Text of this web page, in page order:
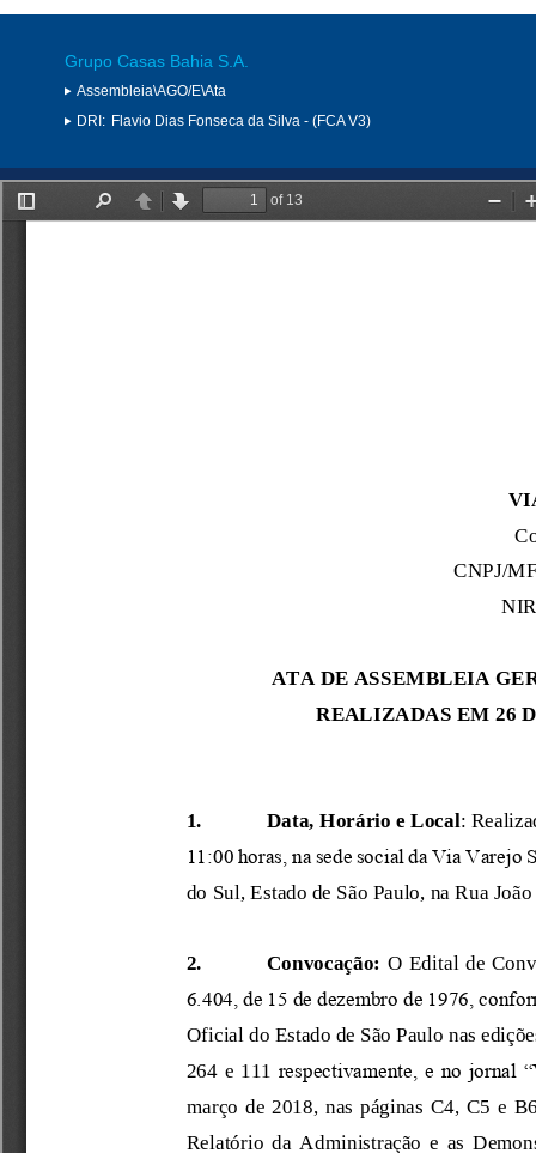
Grupo Casas Bahia S.A.
Assembleia\AGO/E\Ata
DRI: Flavio Dias Fonseca da Silva - (FCA V3)